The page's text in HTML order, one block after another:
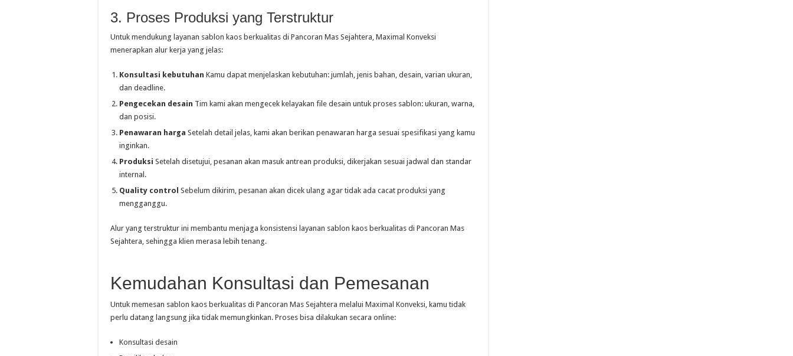
3. Proses Produksi yang Terstruktur
Untuk mendukung layanan sablon kaos berkualitas di Pancoran Mas Sejahtera, Maximal Konveksi
menerapkan alur kerja yang jelas:
Konsultasi kebutuhan Kamu dapat menjelaskan kebutuhan: jumlah, jenis bahan, desain, varian ukuran,
dan deadline.
Pengecekan desain Tim kami akan mengecek kelayakan file desain untuk proses sablon: ukuran, warna,
dan posisi.
Penawaran harga Setelah detail jelas, kami akan berikan penawaran harga sesuai spesifikasi yang kamu
inginkan.
Produksi Setelah disetujui, pesanan akan masuk antrean produksi, dikerjakan sesuai jadwal dan standar
internal.
Quality control Sebelum dikirim, pesanan akan dicek ulang agar tidak ada cacat produksi yang
mengganggu.
Alur yang terstruktur ini membantu menjaga konsistensi layanan sablon kaos berkualitas di Pancoran Mas
Sejahtera, sehingga klien merasa lebih tenang.
Kemudahan Konsultasi dan Pemesanan
Untuk memesan sablon kaos berkualitas di Pancoran Mas Sejahtera melalui Maximal Konveksi, kamu tidak
perlu datang langsung jika tidak memungkinkan. Proses bisa dilakukan secara online:
Konsultasi desain